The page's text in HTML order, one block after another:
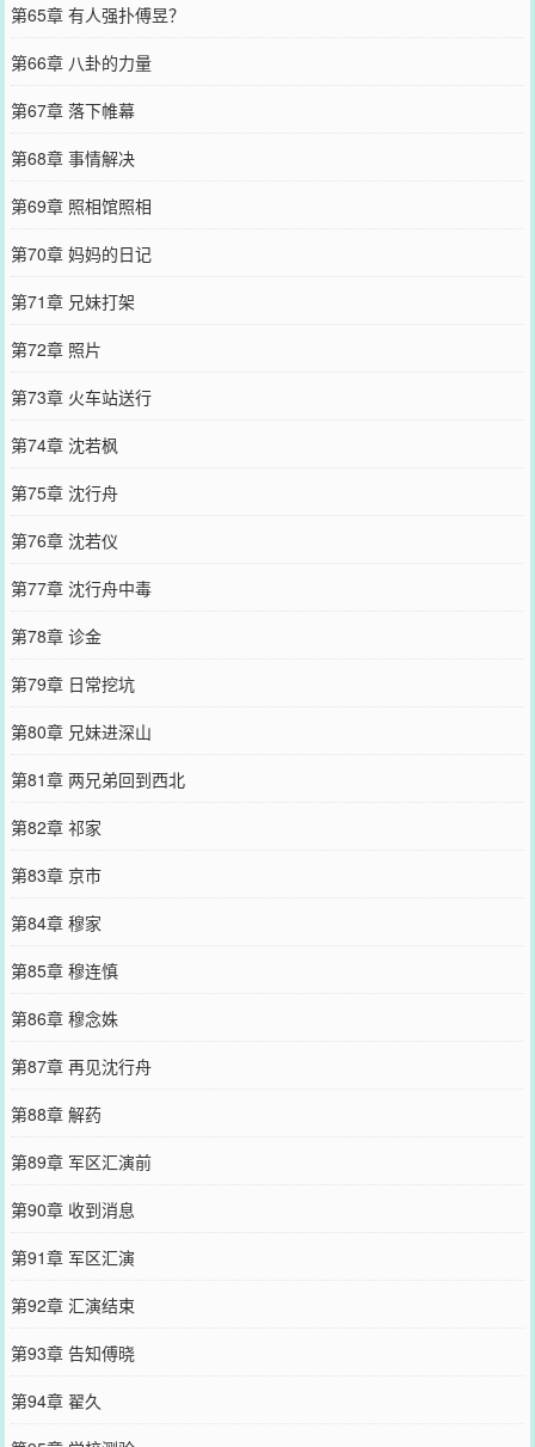
第65章 有人强扑傅昱？
第66章 八卦的力量
第67章 落下帷幕
第68章 事情解决
第69章 照相馆照相
第70章 妈妈的日记
第71章 兄妹打架
第72章 照片
第73章 火车站送行
第74章 沈若枫
第75章 沈行舟
第76章 沈若仪
第77章 沈行舟中毒
第78章 诊金
第79章 日常挖坑
第80章 兄妹进深山
第81章 两兄弟回到西北
第82章 祁家
第83章 京市
第84章 穆家
第85章 穆连慎
第86章 穆念姝
第87章 再见沈行舟
第88章 解药
第89章 军区汇演前
第90章 收到消息
第91章 军区汇演
第92章 汇演结束
第93章 告知傅晓
第94章 翟久